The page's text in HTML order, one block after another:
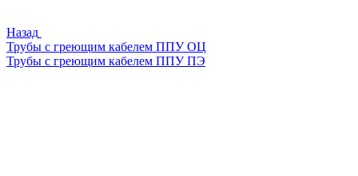
Назад
Трубы с греющим кабелем ППУ ОЦ
Трубы с греющим кабелем ППУ ПЭ